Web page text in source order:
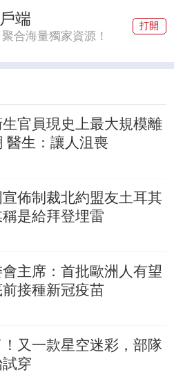
端
合海量獨家資源！
打開
生官員現史上最大規模離
醫生：讓人沮喪
宣佈制裁北約盟友土耳其
是給拜登埋雷
主席：首批歐洲人有望
接種新冠疫苗
！又一款星空迷彩，部隊
穿